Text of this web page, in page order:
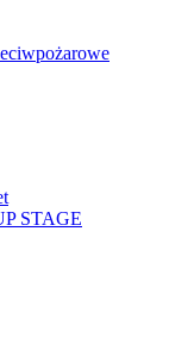
STAGE